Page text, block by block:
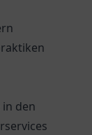
den